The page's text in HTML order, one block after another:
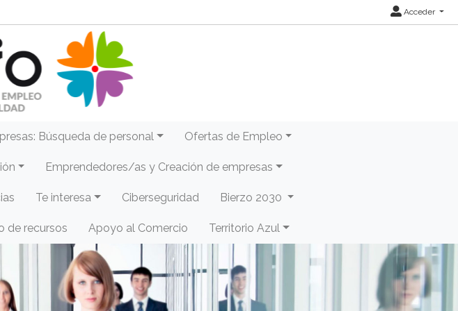
Acceder
Búsqueda de personal Ofertas de Empleo
Emprendedores/as y Creación de empresas
Te interesa Ciberseguridad Bierzo 2030
de recursos Apoyo al Comercio Territorio Azul